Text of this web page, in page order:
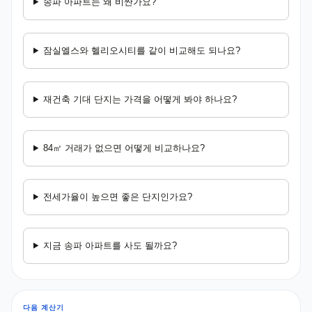
잠실엘스와 헬리오시티를 같이 비교해도 되나요?
재건축 기대 단지는 가격을 어떻게 봐야 하나요?
84㎡ 거래가 없으면 어떻게 비교하나요?
전세가율이 높으면 좋은 단지인가요?
지금 송파 아파트를 사도 될까요?
다음 계산기